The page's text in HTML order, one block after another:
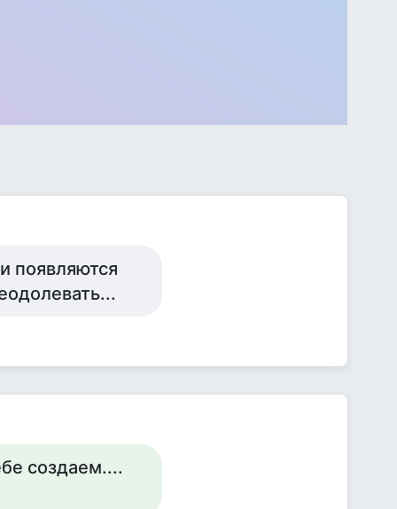
появляются
создаем....